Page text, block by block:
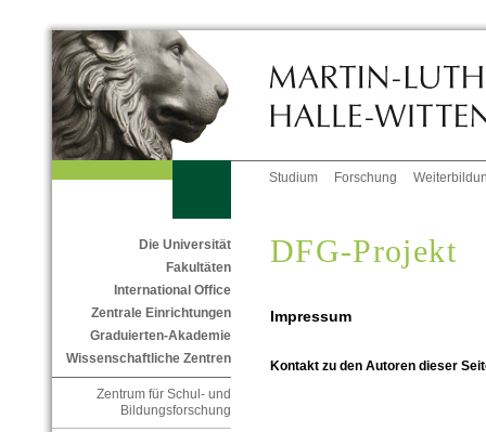
Studium Forschung
Die Universität
Fakultäten
International Office
Zentrale Einrichtungen
Graduierten-Akademie
Wissenschaftliche Zentren
Zentrum für Schul- und
Bildungsforschung
DFG-Projekt
Impressum
Kontakt zu den Autoren dieser